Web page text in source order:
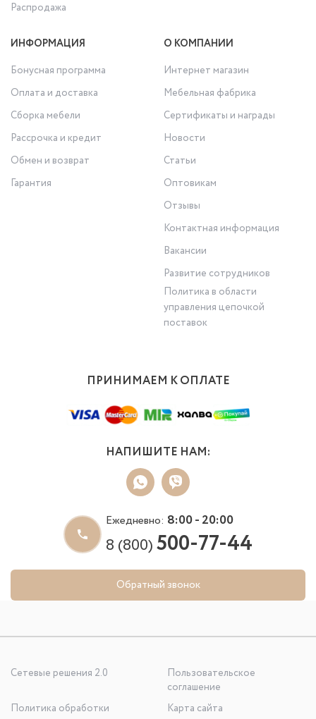
Распродажа
ИНФОРМАЦИЯ
Бонусная программа
Оплата и доставка
Сборка мебели
Рассрочка и кредит
Обмен и возврат
Гарантия
О КОМПАНИИ
Интернет магазин
Мебельная фабрика
Сертификаты и награды
Новости
Статьи
Оптовикам
Отзывы
Контактная информация
Вакансии
Развитие сотрудников
Политика в области
управления цепочкой
поставок
ПРИНИМАЕМ К ОПЛАТЕ
НАПИШИТЕ НАМ:
Ежедневно: 8:00 - 20:00
8 (800)500-77-44
Обратный звонок
Сетевые решения 2.0
Пользовательское
соглашение
Политика обработки
Карта сайта